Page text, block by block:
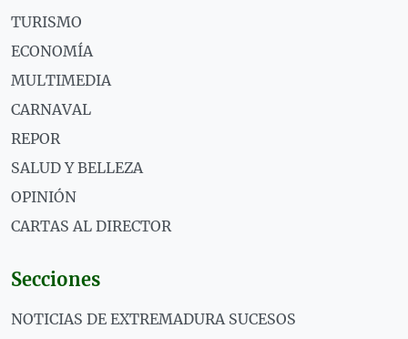
TURISMO
ECONOMÍA
MULTIMEDIA
CARNAVAL
REPOR
SALUD Y BELLEZA
OPINIÓN
CARTAS AL DIRECTOR
Secciones
NOTICIAS DE EXTREMADURA SUCESOS